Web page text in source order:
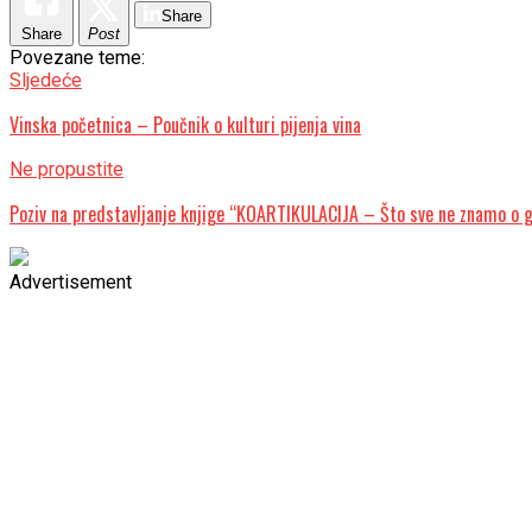
Share Post
Share
Povezane teme:
Sljedeće
Vinska početnica – Poučnik o kulturi pijenja vina
Ne propustite
Poziv na predstavljanje knjige “KOARTIKULACIJA – Što sve ne znamo o
Advertisement